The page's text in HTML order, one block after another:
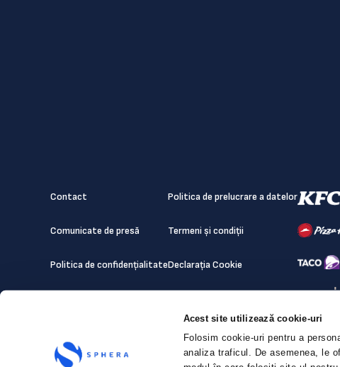
Acest site utilizează cookie-uri
Folosim cookie-uri pentru a
analiza traficul. De asemenea, le
Contact
Comunicate de presă
Politica de confidențialitate
Politica de prelucrare a datelor
Termeni și condiții
Declarația Cookie